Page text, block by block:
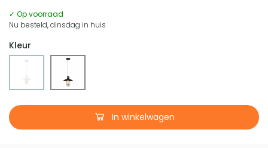
✓ Op voorraad
Nu besteld, dinsdag in huis
Kleur
In winkelwagen